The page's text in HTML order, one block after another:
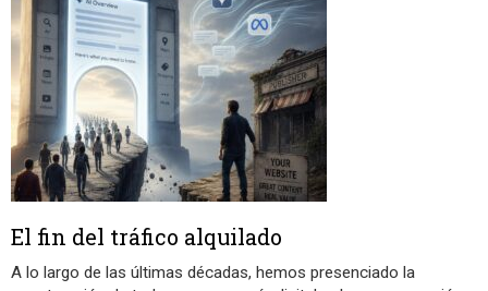
El fin del tráfico alquilado
A lo largo de las últimas décadas, hemos presenciado la